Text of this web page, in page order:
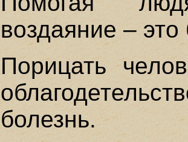
воздаяние – это
Порицать
болезнь.